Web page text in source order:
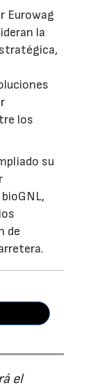
Eurowag
la
los
su
de
el